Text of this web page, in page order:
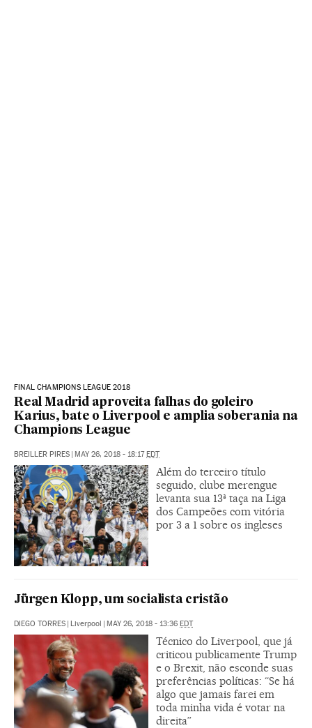
FINAL CHAMPIONS LEAGUE 2018
Real Madrid aproveita falhas do goleiro
Karius, bate o Liverpool e amplia soberania na
Champions League
BREILLER PIRES | MAY 26, 2018 - 18:17EDT
Além do terceiro título
seguido, clube merengue
levanta sua 13ª taça na Liga
dos Campeões com vitória
por 3 a 1 sobre os ingleses
Jürgen Klopp, um socialista cristão
DIEGO TORRES | Liverpool | MAY 26, 2018 - 13:36 EDT
Técnico do Liverpool, que já
criticou publicamente Trump
e o Brexit, não esconde suas
preferências políticas: “Se há
algo que jamais farei em
toda minha vida é votar na
direita”